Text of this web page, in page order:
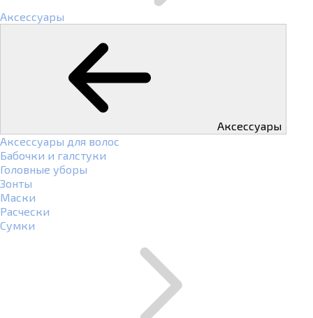
Аксессуары
Аксессуары
Аксессуары для волос
Бабочки и галстуки
Головные уборы
Зонты
Маски
Расчески
Сумки